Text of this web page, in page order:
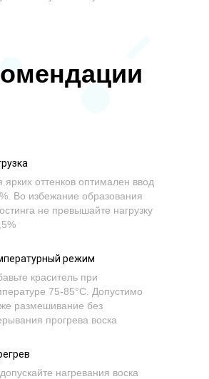
ярких оттенков оптимален ввод
Во избежание образования
не превышайте нагрузку
режим
краситель при
75-85°C. Допустимо
размешивание без
прогрева воска
нагревания воска